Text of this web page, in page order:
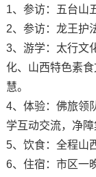
1、参访： 五台山
2、参访：龙王护
3、游学：太行文
化、山西特色素
慧。
4、体验：佛旅领
学互动交流，净
5、饮食：全程山
6、住宿：市区一